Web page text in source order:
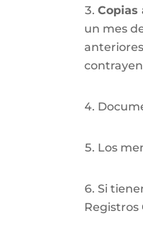
Copias
un mes
Los
Si
Registros